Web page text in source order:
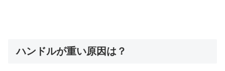
ハンドルが重い原因は？